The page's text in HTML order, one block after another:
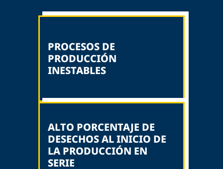
PROCESOS DE
PRODUCCIÓN
INESTABLES
ALTO PORCENTAJE DE
DESECHOS AL INICIO DE
LA PRODUCCIÓN EN
SERIE